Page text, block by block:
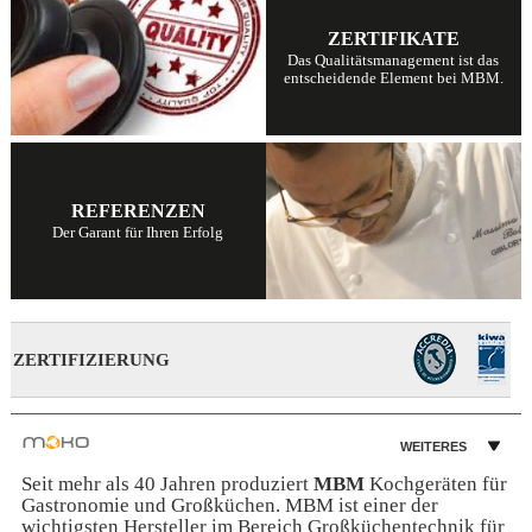
ZERTIFIKATE
Das Qualitätsmanagement ist das
entscheidende Element bei MBM.
REFERENZEN
Der Garant für Ihren Erfolg
ZERTIFIZIERUNG
WEITERES
Seit mehr als 40 Jahren produziert MBMKochgeräten für
Gastronomie und Großküchen. MBM ist einer der
wichtigsten Hersteller im Bereich Großküchentechnik für